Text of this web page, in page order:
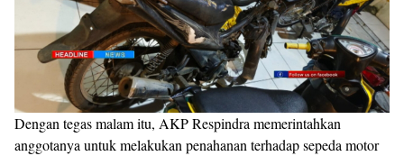
Dengan tegas malam itu, AKP Respindra memerintahkan
anggotanya untuk melakukan penahanan terhadap sepeda motor